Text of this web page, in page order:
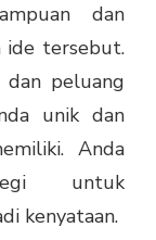
dan
ide tersebut.
dan peluang
unik dan
Anda
untuk
kenyataan.